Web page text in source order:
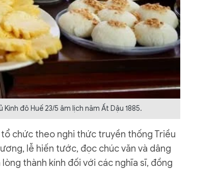
đô Huế 23/5 âm lịch năm Ất Dậu 1885.
chức theo nghi thức truyền thống Triều
lễ hiến tước, đọc chúc văn và dâng
thành kính đối với các nghĩa sĩ, đồng